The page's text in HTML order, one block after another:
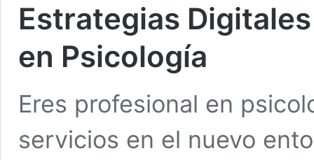
Estrategias
en Psicología
Eres profesional en
servicios en el nuevo